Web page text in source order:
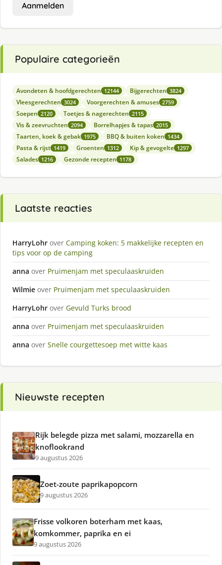
Aanmelden
Populaire categorieën
Avondeten & hoofdgerechten 12144 Bijgerechten 3824
Vleesgerechten 3024 Voorgerechten & amuses 2759
Soepen 2120 Toetjes & nagerechten 2115
Vis & zeevruchten 2094 Borrelhapjes & tapas 2015
Taarten, koek & gebak 1975 BBQ & buiten koken 1434
Pasta & rijst 1419 Groenten 1312 Kip & gevogelte 1297
Salades 1216 Gezonde recepten 1178
Laatste reacties
HarryLohr over Camping koken: 5 makkelijke recepten en
tips voor op de camping
anna over Pruimenjam met speculaaskruiden
Wilmie over Pruimenjam met speculaaskruiden
HarryLohr over Gevuld Turks brood
anna over Pruimenjam met speculaaskruiden
anna over Snelle courgettesoep met witte kaas
Nieuwste recepten
Rijk belegde pizza met salami, mozzarella en
knoflookrand
9 augustus 2026
Zoet-zoute paprikapopcorn
9 augustus 2026
Frisse volkoren boterham met kaas,
komkommer, paprika en ei
9 augustus 2026